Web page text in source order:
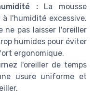
:La mousse
l'humidité excessive.
ne pas laisser l'oreiller
humides pour éviter
ergonomique.
l'oreiller de temps
usure uniforme et